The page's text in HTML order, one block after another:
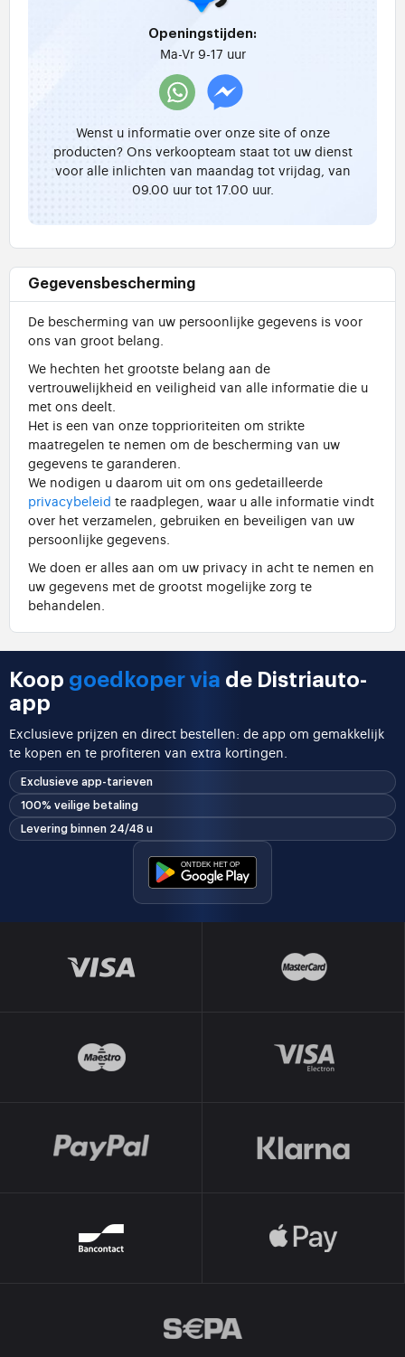
Openingstijden:
Ma-Vr 9-17 uur
Wenst u informatie over onze site of onze
producten? Ons verkoopteam staat tot uw dienst
voor alle inlichten van maandag tot vrijdag, van
09.00 uur tot 17.00 uur.
Gegevensbescherming
De bescherming van uw persoonlijke gegevens is voor
ons van groot belang.
We hechten het grootste belang aan de
vertrouwelijkheid en veiligheid van alle informatie die u
met ons deelt.
Het is een van onze topprioriteiten om strikte
maatregelen te nemen om de bescherming van uw
gegevens te garanderen.
We nodigen u daarom uit om ons gedetailleerde
privacybeleid te raadplegen, waar u alle informatie vindt
over het verzamelen, gebruiken en beveiligen van uw
persoonlijke gegevens.
We doen er alles aan om uw privacy in acht te nemen en
uw gegevens met de grootst mogelijke zorg te
behandelen.
Koop goedkoper via de Distriauto-
app
Exclusieve prijzen en direct bestellen: de app om gemakkelijk
te kopen en te profiteren van extra kortingen.
Exclusieve app-tarieven
100% veilige betaling
Levering binnen 24/48 u